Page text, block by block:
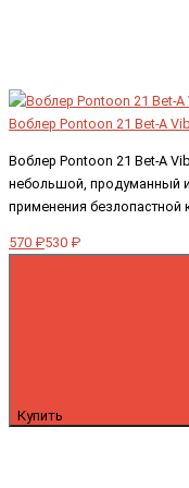
Воблер Pontoon 21 Bet-A
Воблер Pontoon 21 Bet-A
небольшой, продуманный
применения безлопастной
570 ₽530 ₽
Купить